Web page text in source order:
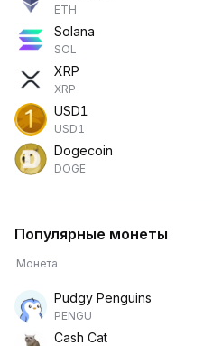
ETH
Solana
SOL
XRP
XRP
USD1
USD1
Dogecoin
DOGE
Популярные монеты
Монета
Pudgy Penguins
PENGU
Cash Cat